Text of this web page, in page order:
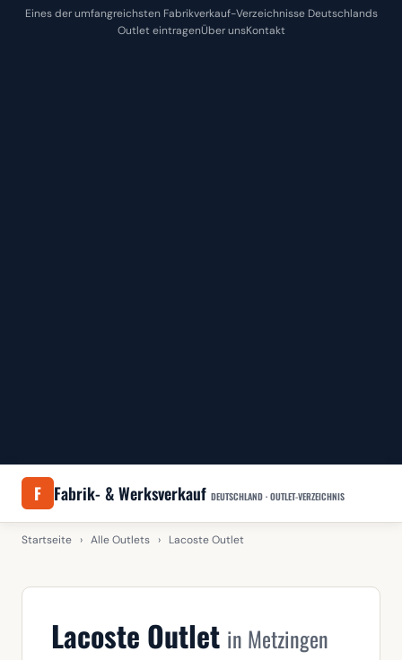
Eines der umfangreichsten Fabrikverkauf-Verzeichnisse Deutschlands
Outlet eintragenÜber unsKontakt
F Fabrik- & Werksverkauf DEUTSCHLAND · OUTLET-VERZEICHNIS
Startseite › Alle Outlets › Lacoste Outlet
Lacoste Outlet in Metzingen